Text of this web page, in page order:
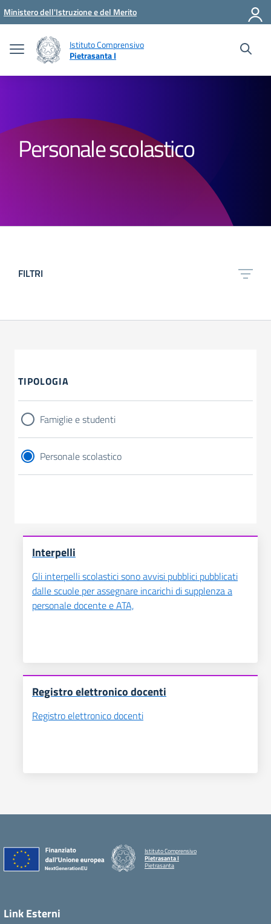
Vai ai contenuti
Vai al menu di navigazione
Vai al footer
Ministero dell'Istruzione e del Merito
Istituto Comprensivo
Pietrasanta I
Personale scolastico
FILTRI
TIPOLOGIA
Famiglie e studenti
Personale scolastico
Interpelli
Gli interpelli scolastici sono avvisi pubblici pubblicati
dalle scuole per assegnare incarichi di supplenza a
personale docente e ATA,
Registro elettronico docenti
Registro elettronico docenti
Istituto Comprensivo
Pietrasanta I
Pietrasanta
Link Esterni